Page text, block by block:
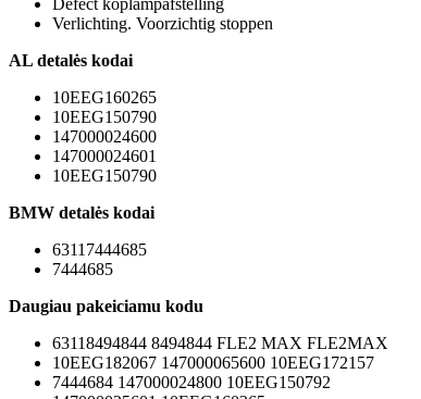
Verlichting. Voorzichtig stoppen
AL detalės kodai
10EEG160265
10EEG150790
147000024600
147000024601
10EEG150790
BMW detalės kodai
63117444685
7444685
Daugiau pakeiciamu kodu
63118494844 8494844 FLE2 MAX FLE2MAX
10EEG182067 147000065600 10EEG172157
7444684 147000024800 10EEG150792